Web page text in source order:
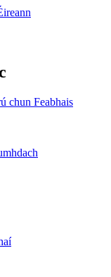
chun Feabhais